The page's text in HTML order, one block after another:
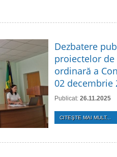
Dezbatere
proiectelor
ordinară a
02 decembrie
Publicat: 26.11.2025
CITEŞTE MAI MULT...